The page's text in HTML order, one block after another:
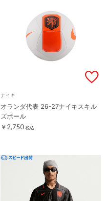
ナイキ
オランダ代表 26-27ナイキスキル
ズボール
￥2,750 税込